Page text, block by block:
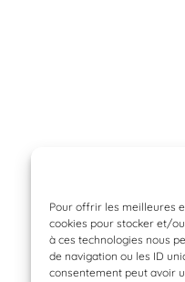
Pour offrir les meilleures
cookies pour stocker et/
à ces technologies nous
de navigation ou les ID
consentement peut avoir